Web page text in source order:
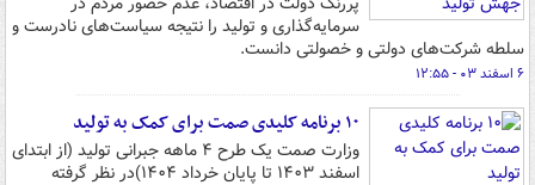
سرمایه‌گذاری و تولید را نتیجه سیاست‌های نادرست و
سلطه شرکت‌های دولتی و خصولتی دانست.
۶ اسفند ۰۳ - ۱۲:۵۵
۱۰ برنامه کلیدی صمت برای کمک به تولید
وزارت صمت یک طرح ۴ ماهه جبرانی تولید (از ابتدای
اسفند ۱۴۰۳ تا پایان خرداد ۱۴۰۴)در نظر گرفته